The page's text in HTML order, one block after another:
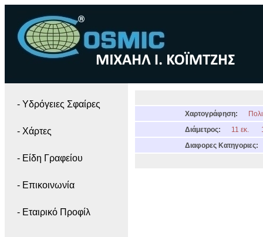
- Yδρόγειες Σφαίρες
- Χάρτες
- Είδη Γραφείου
- Επικοινωνία
- Εταιρικό Προφίλ
Χαρτογράφηση:
Διάμετρος:
11 εκ.
Διαφορες Κατηγοριες: